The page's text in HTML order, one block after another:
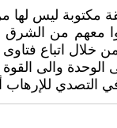
ليس لها من
معهم من
خلال اتباع فتاوى
الوحدة والى القوة
التصدي